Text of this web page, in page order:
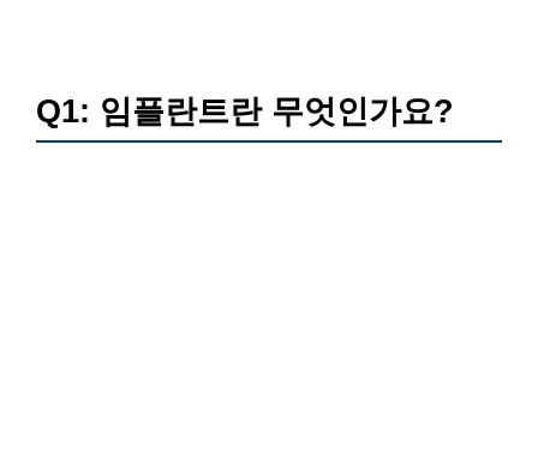
Q1: 임플란트란 무엇인가요?